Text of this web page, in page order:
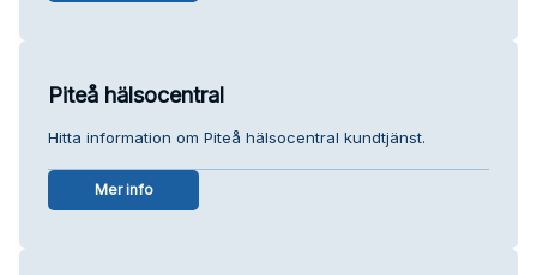
Piteå hälsocentral
Hitta information om Piteå hälsocentral kundtjänst.
Mer info